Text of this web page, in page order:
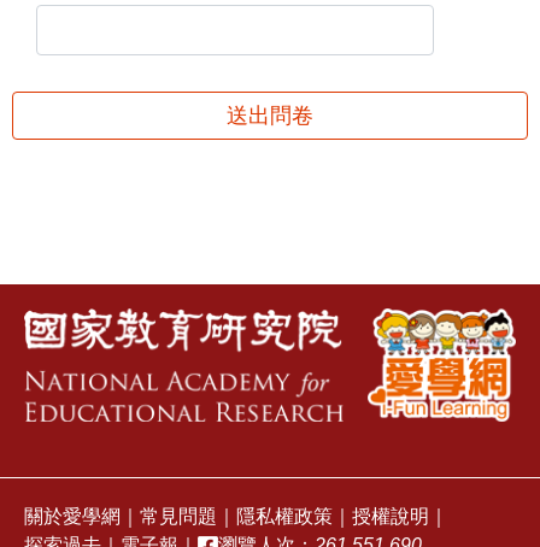
送出問卷
關於愛學網 常見問題 隱私權政策 授權說明